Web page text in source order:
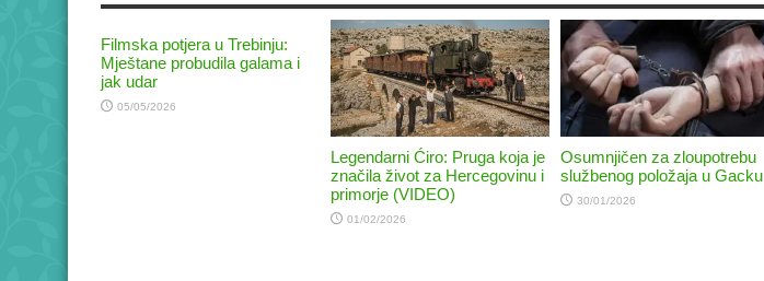
Filmska potjera u Trebinju:
Mještane probudila galama i
jak udar
05/05/2026
Legendarni Ćiro: Pruga koja je
značila život za Hercegovinu i
primorje (VIDEO)
01/02/2026
Osumnjičen za zloupotrebu
službenog položaja u Gacku
30/01/2026